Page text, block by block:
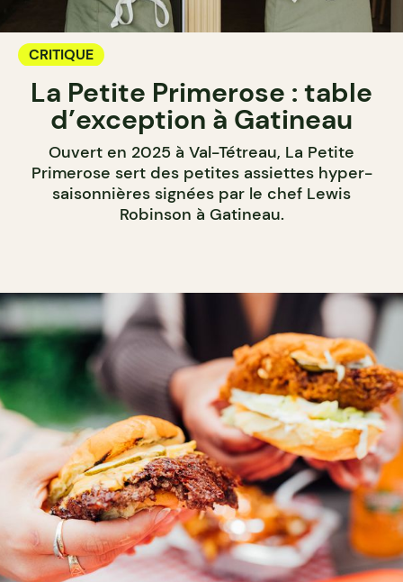
CRITIQUE
La Petite Primerose : table
d’exception à Gatineau
Ouvert en 2025 à Val-Tétreau, La Petite
Primerose sert des petites assiettes hyper-
saisonnières signées par le chef Lewis
Robinson à Gatineau.